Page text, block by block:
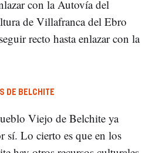
con la Autovía del
de Villafranca del Ebro
recto hasta enlazar con la
DE BELCHITE
Viejo de Belchite ya
sí. Lo cierto es que en los